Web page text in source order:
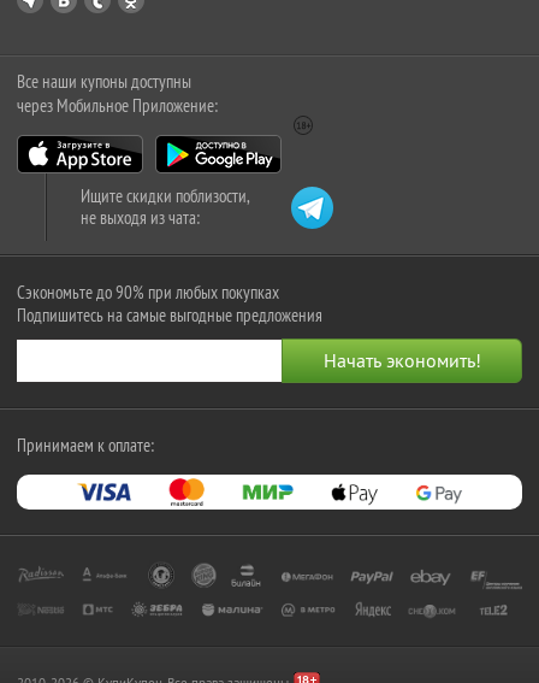
Все наши купоны доступны
через Мобильное Приложение:
Ищите скидки поблизости,
не выходя из чата:
Сэкономьте до 90% при любых покупках
Подпишитесь на самые выгодные предложения
Принимаем к оплате: